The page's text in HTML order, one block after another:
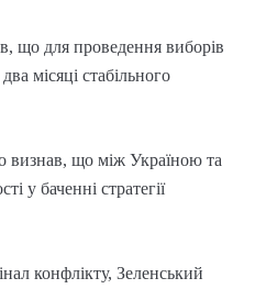
що для проведення виборів
місяці стабільного
визнав, що між Україною та
у баченні стратегії
конфлікту, Зеленський